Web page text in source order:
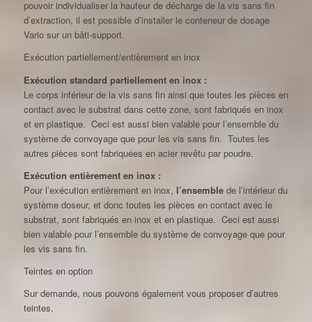
pouvoir individualiser la hauteur de décharge de la vis sans fin
d’extraction, il est possible d’installer le conteneur de dosage
Vario sur un bâti-support.
Exécution partiellement/entièrement en inox
Exécution standard partiellement en inox :
Le corps inférieur de la vis sans fin ainsi que toutes les pièces en
contact avec le substrat dans cette zone, sont fabriqués en inox
et en plastique. Ceci est aussi bien valable pour l’ensemble du
système de convoyage que pour les vis sans fin. Toutes les
autres pièces sont fabriquées en acier revêtu par poudre.
Exécution entièrement en inox :
Pour l’exécution entièrement en inox, l’ensemblede l’intérieur du
système doseur, et donc toutes les pièces en contact avec le
substrat, sont fabriqués en inox et en plastique. Ceci est aussi
bien valable pour l’ensemble du système de convoyage que pour
les vis sans fin.
Teintes en option
Sur demande, nous pouvons également vous proposer d’autres
teintes.